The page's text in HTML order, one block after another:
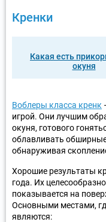
Кренки
Какая есть
окуня
Воблеры класса кренк
игрой. Они лучшим
окуня, готового
облавливать
обнаруживая
Хорошие результаты
года. Их
показывается на
Основными местами,
являются: